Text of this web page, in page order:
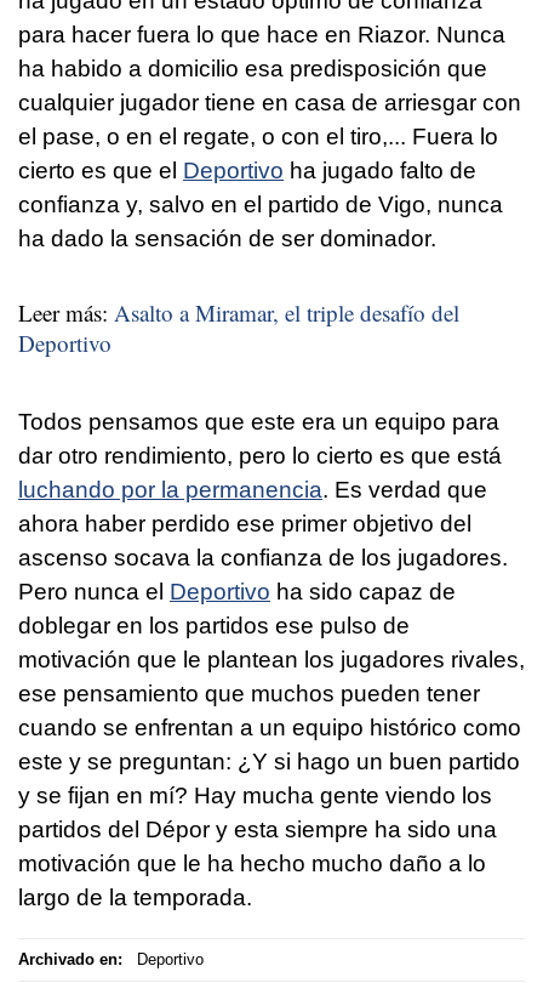
para hacer fuera lo que hace en Riazor. Nunca
ha habido a domicilio esa predisposición que
cualquier jugador tiene en casa de arriesgar con
el pase, o en el regate, o con el tiro,... Fuera lo
cierto es que el Deportivo ha jugado falto de
confianza y, salvo en el partido de Vigo, nunca
ha dado la sensación de ser dominador.
Leer más: Asalto a Miramar, el triple desafío del
Deportivo
Todos pensamos que este era un equipo para
dar otro rendimiento, pero lo cierto es que está
luchando por la permanencia. Es verdad que
ahora haber perdido ese primer objetivo del
ascenso socava la confianza de los jugadores.
Pero nunca el Deportivo ha sido capaz de
doblegar en los partidos ese pulso de
motivación que le plantean los jugadores rivales,
ese pensamiento que muchos pueden tener
cuando se enfrentan a un equipo histórico como
este y se preguntan: ¿Y si hago un buen partido
y se fijan en mí? Hay mucha gente viendo los
partidos del Dépor y esta siempre ha sido una
motivación que le ha hecho mucho daño a lo
largo de la temporada.
Archivado en: Deportivo